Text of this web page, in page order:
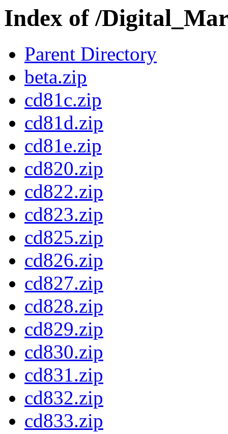
Index of /
Parent Directory
beta.zip
cd81c.zip
cd81d.zip
cd81e.zip
cd820.zip
cd822.zip
cd823.zip
cd825.zip
cd826.zip
cd827.zip
cd828.zip
cd829.zip
cd830.zip
cd831.zip
cd832.zip
cd833.zip